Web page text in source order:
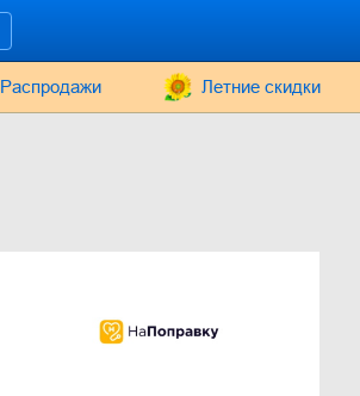
Распродажи Летние скидки